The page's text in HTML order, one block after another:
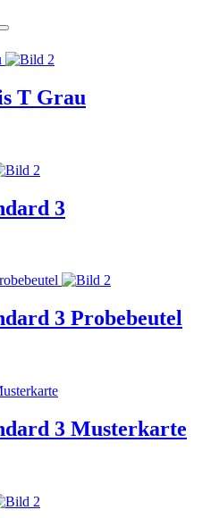
T Grau
3
3 Probebeutel
3 Musterkarte